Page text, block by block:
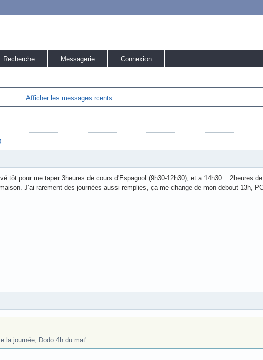
Recherche Messagerie Connexion
Afficher les messages rcents.
tôt pour me taper 3heures de cours d'Espagnol (9h30-12h30), et a 14h30... 2heures
J'ai rarement des journées aussi remplies, ça me change de mon debout 13h,
la journée, Dodo 4h du mat'